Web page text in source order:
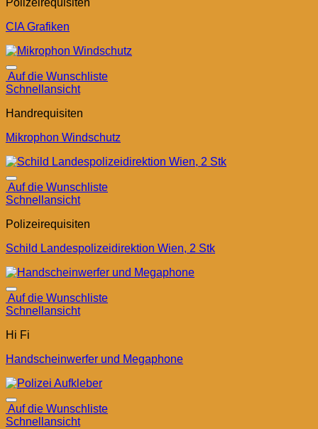
Polizeirequisiten
CIA Grafiken
Auf die Wunschliste
Schnellansicht
Handrequisiten
Mikrophon Windschutz
Auf die Wunschliste
Schnellansicht
Polizeirequisiten
Schild Landespolizeidirektion Wien, 2 Stk
Auf die Wunschliste
Schnellansicht
Hi Fi
Handscheinwerfer und Megaphone
Auf die Wunschliste
Schnellansicht